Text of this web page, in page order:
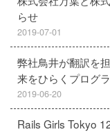
らせ
2019-07-01
弊社鳥井が翻訳を
来をひらくプログ
2019-06-20
Rails Girls Tokyo